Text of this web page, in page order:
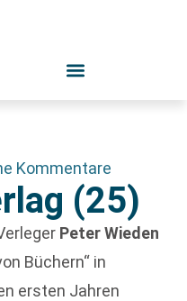
Kommentare
(25)
Peter Wieden
Büchern“ in
ersten Jahren